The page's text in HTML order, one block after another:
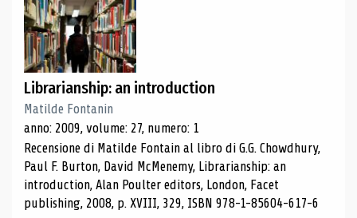
Librarianship: an introduction
Matilde Fontanin
anno: 2009, volume: 27, numero: 1
Recensione di Matilde Fontain al libro di G.G. Chowdhury,
Paul F. Burton, David McMenemy, Librarianship: an
introduction, Alan Poulter editors, London, Facet
publishing, 2008, p. XVIII, 329, ISBN 978-1-85604-617-6